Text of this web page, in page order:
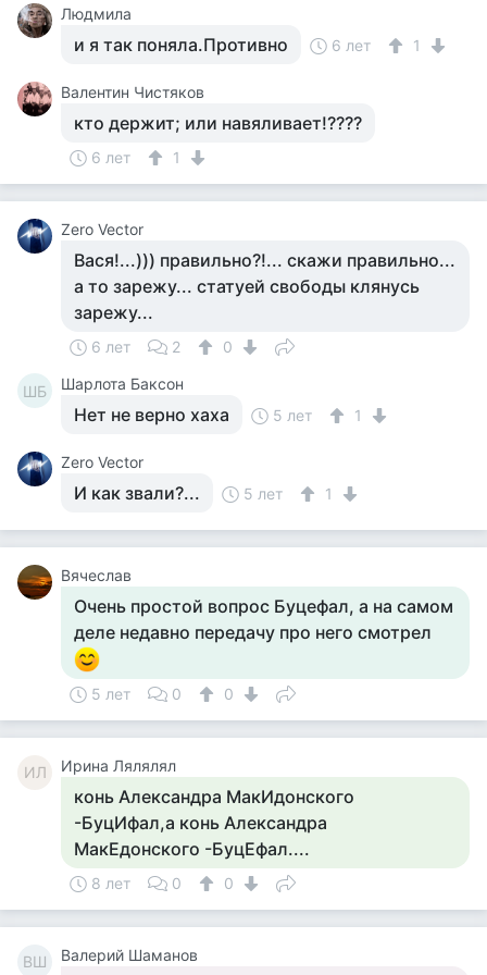
Людмила
и я так поняла.Противно 6 лет 1
Валентин Чистяков
кто держит; или навяливает!????
6 лет 1
Zero Vector
Вася!...))) правильно?!... скажи правильно...
а то зарежу... статуей свободы клянусь
зарежу...
6 лет 2 0
ШБ Шарлота Баксон
Нет не верно хаха 5 лет 1
Zero Vector
И как звали?... 5 лет 1
Вячеслав
Очень простой вопрос Буцефал, а на самом
деле недавно передачу про него смотрел
5 лет 0 0
ИЛ Ирина Лялялял
конь Александра МакИдонского
-БуцИфал,а конь Александра
МакЕдонского -БуцЕфал....
8 лет 0 0
ВШ Валерий Шаманов